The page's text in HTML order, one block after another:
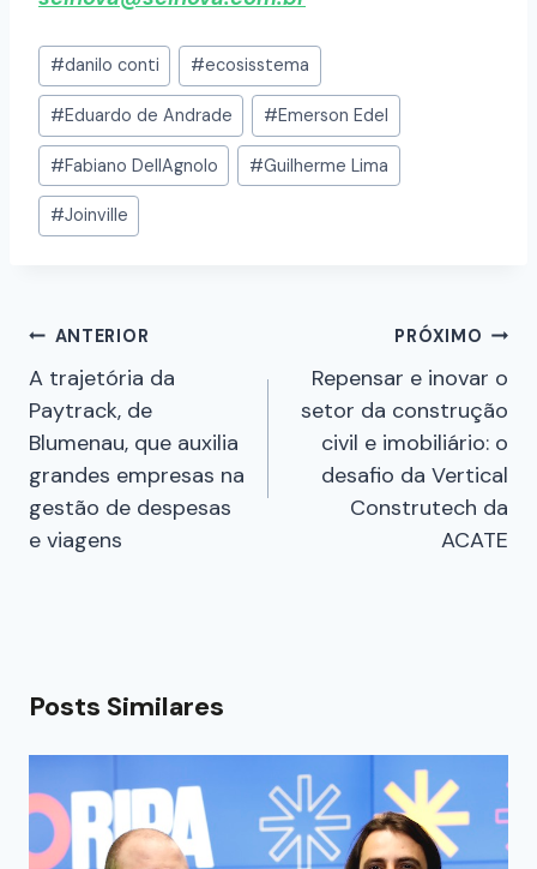
#danilo conti #ecosisstema
#Eduardo de Andrade #Emerson Edel
#Fabiano DellAgnolo #Guilherme Lima
#Joinville
ANTERIOR
A trajetória da
Paytrack, de
Blumenau, que auxilia
grandes empresas na
gestão de despesas
e viagens
PRÓXIMO
Repensar e inovar o
setor da construção
civil e imobiliário: o
desafio da Vertical
Construtech da
ACATE
Posts Similares